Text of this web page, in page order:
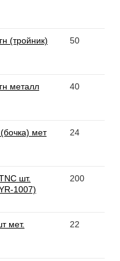
(тройник)
50
металл 40
мет 24
шт.
1007)
200
мет. 22